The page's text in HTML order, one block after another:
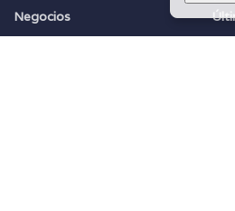
Negocios
Política